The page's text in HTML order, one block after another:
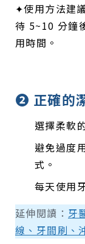
✦使用方法建
待 5~10 分鐘
用時間。
➋ 正確的
選擇柔軟
避免過度
式。
每天使用
延伸閱讀： 牙
線、牙間刷、